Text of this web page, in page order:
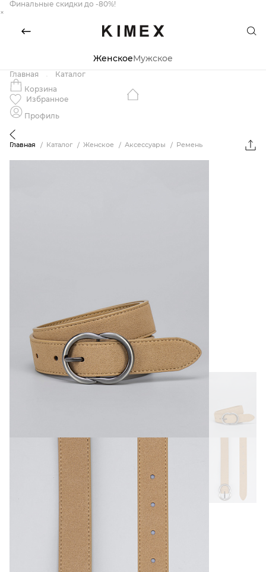
Финальные скидки до -80%!
×
ЖенскоеМужское
Главная
Каталог
Корзина
Избранное
Профиль
Главная Каталог Женское Аксессуары Ремень